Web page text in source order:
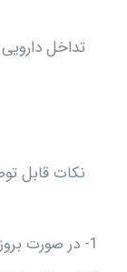
تداخل دارویی
نکات قابل
1- در صورت بروز سرگیجه، تاری دید یا شب کوری باید احتیاط کرد.